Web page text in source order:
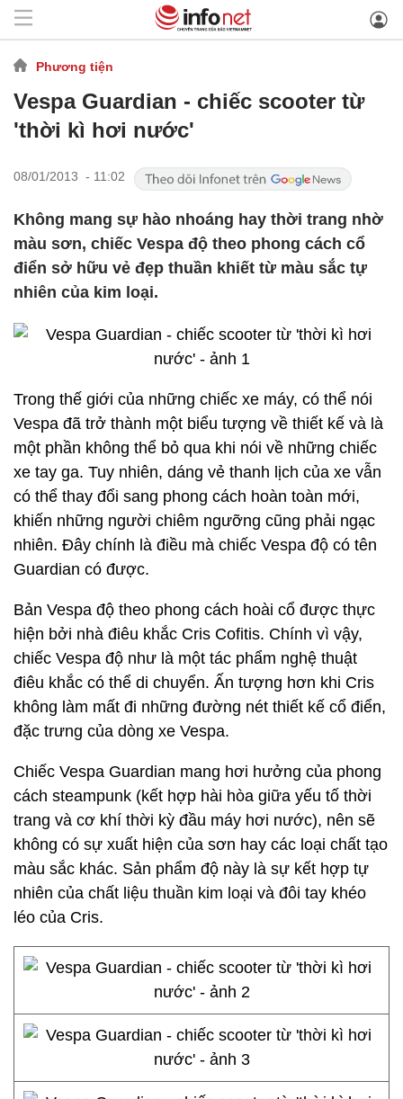
Phương tiện
Vespa Guardian - chiếc scooter từ
'thời kì hơi nước'
08/01/2013 - 11:02
Không mang sự hào nhoáng hay thời trang nhờ
màu sơn, chiếc Vespa độ theo phong cách cổ
điển sở hữu vẻ đẹp thuần khiết từ màu sắc tự
nhiên của kim loại.
Trong thế giới của những chiếc xe máy, có thể nói
Vespa đã trở thành một biểu tượng về thiết kế và là
một phần không thể bỏ qua khi nói về những chiếc
xe tay ga. Tuy nhiên, dáng vẻ thanh lịch của xe vẫn
có thể thay đổi sang phong cách hoàn toàn mới,
khiến những người chiêm ngưỡng cũng phải ngạc
nhiên. Đây chính là điều mà chiếc Vespa độ có tên
Guardian có được.
Bản Vespa độ theo phong cách hoài cổ được thực
hiện bởi nhà điêu khắc Cris Cofitis. Chính vì vậy,
chiếc Vespa độ như là một tác phẩm nghệ thuật
điêu khắc có thể di chuyển. Ấn tượng hơn khi Cris
không làm mất đi những đường nét thiết kế cổ điển,
đặc trưng của dòng xe Vespa.
Chiếc Vespa Guardian mang hơi hưởng của phong
cách steampunk (kết hợp hài hòa giữa yếu tố thời
trang và cơ khí thời kỳ đầu máy hơi nước), nên sẽ
không có sự xuất hiện của sơn hay các loại chất tạo
màu sắc khác. Sản phẩm độ này là sự kết hợp tự
nhiên của chất liệu thuần kim loại và đôi tay khéo
léo của Cris.